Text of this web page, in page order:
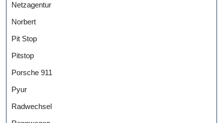
Netzagentur
Norbert
Pit Stop
Pitstop
Porsche 911
Pyur
Radwechsel